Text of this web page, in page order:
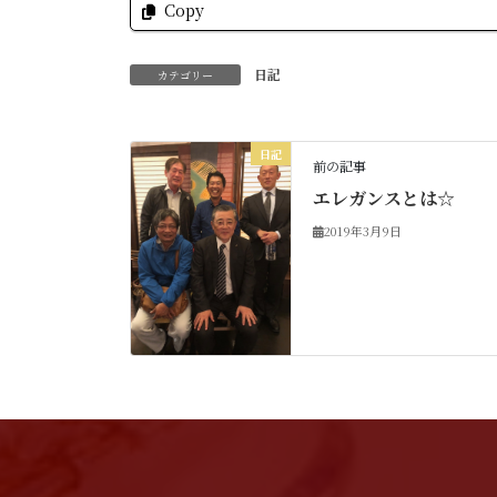
Copy
カテゴリー 日記
日記
前の記事
エレガンスとは☆
2019年3月9日